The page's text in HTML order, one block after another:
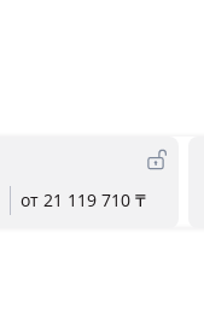
от 21 119 710 ₸